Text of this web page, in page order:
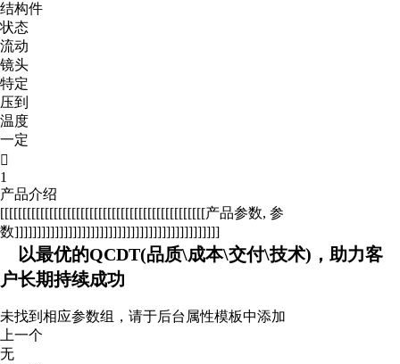
结构件
状态
流动
镜头
特定
压到
温度
一定

1
产品介绍
[[[[[[[[[[[[[[[[[[[[[[[[[[[[[[[[[[[[[[[[[[[[[[产品参数, 参
数]]]]]]]]]]]]]]]]]]]]]]]]]]]]]]]]]]]]]]]]]]]]]]
以最优的QCDT(品质\成本\交付\技术)，助力客
户长期持续成功
未找到相应参数组，请于后台属性模板中添加
上一个
无